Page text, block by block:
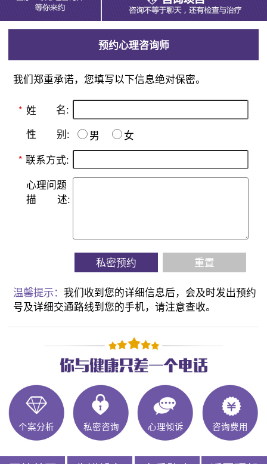
预约心理咨询师
我们郑重承诺，您填写以下信息绝对保密。
* 姓 名:
性 别: 男
女
* 联系方式:
心理问题
描
述:
私密预约 重置
温馨提示：我们收到您的详细信息后，会及时发出预约
号及详细交通路线到您的手机，请注意查收。
个案分析 私密咨询 心理倾诉 咨询费用